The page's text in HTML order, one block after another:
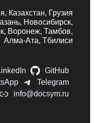
Казахстан, Грузия
Новосибирск,
Воронеж, Тамбов,
Алма-Ата, Тбилиси
GitHub
Telegram
info@docsym.ru